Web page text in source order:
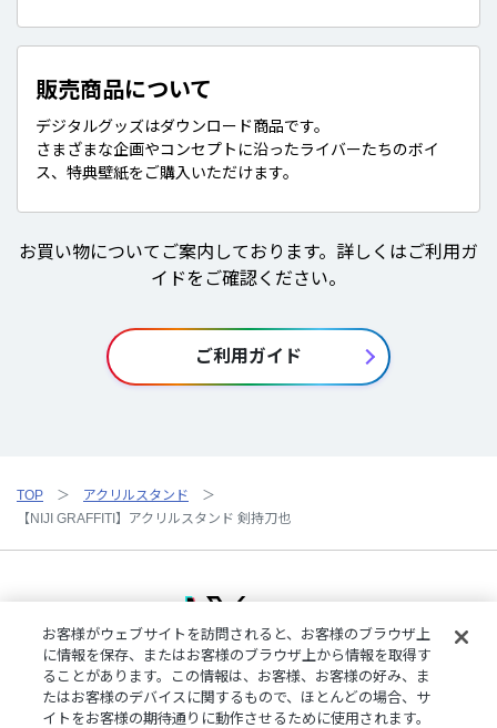
販売商品について
デジタルグッズはダウンロード商品です。
さまざまな企画やコンセプトに沿ったライバーたちのボイ
ス、特典壁紙をご購入いただけます。
お買い物についてご案内しております。詳しくはご利用ガ
イドをご確認ください。
ご利用ガイド
TOP
アクリルスタンド
【NIJI GRAFFITI】アクリルスタンド 剣持刀也
ご利用規約プライバシーポリシー
特定商取引法に基づく表記
ご利用ガイドよくある質問お問い合わせにじさんじ公式サイト
お客様がウェブサイトを訪問されると、お客様のブラウザ上
に情報を保存、またはお客様のブラウザ上から情報を取得す
ることがあります。この情報は、お客様、お客様の好み、ま
たはお客様のデバイスに関するもので、ほとんどの場合、サ
イトをお客様の期待通りに動作させるために使用されます。